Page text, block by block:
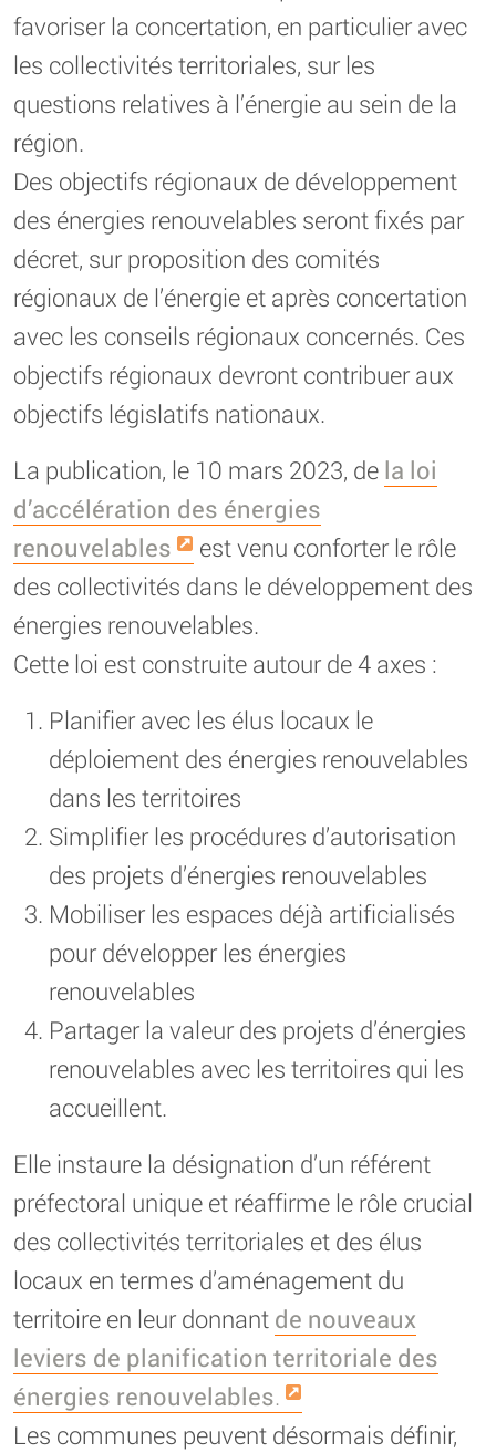
favoriser la concertation, en particulier avec
les collectivités territoriales, sur les
questions relatives à l’énergie au sein de la
région.
Des objectifs régionaux de développement
des énergies renouvelables seront fixés par
décret, sur proposition des comités
régionaux de l’énergie et après concertation
avec les conseils régionaux concernés. Ces
objectifs régionaux devront contribuer aux
objectifs législatifs nationaux.
La publication, le 10 mars 2023, de la loi
d’accélération des énergies
renouvelables
est venu conforter le rôle
des collectivités dans le développement des
énergies renouvelables.
Cette loi est construite autour de 4 axes :
Planifier avec les élus locaux le
déploiement des énergies renouvelables
dans les territoires
Simplifier les procédures d’autorisation
des projets d’énergies renouvelables
Mobiliser les espaces déjà artificialisés
pour développer les énergies
renouvelables
Partager la valeur des projets d’énergies
renouvelables avec les territoires qui les
accueillent.
Elle instaure la désignation d’un référent
préfectoral unique et réaffirme le rôle crucial
des collectivités territoriales et des élus
locaux en termes d’aménagement du
territoire en leur donnant de nouveaux
leviers de planification territoriale des
énergies renouvelables.
Les communes peuvent désormais définir,